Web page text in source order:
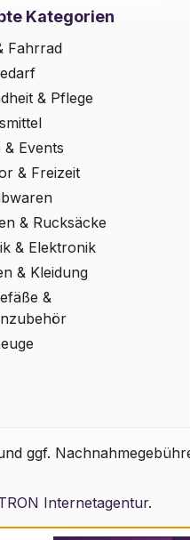
Kategorien
Fahrrad
& Pflege
& Events
& Freizeit
& Rucksäcke
& Elektronik
& Kleidung
&
ggf.
Internetagentur.